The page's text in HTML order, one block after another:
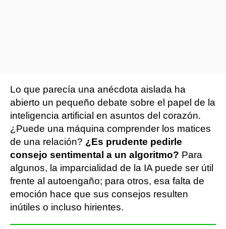
Lo que parecía una anécdota aislada ha
abierto un pequeño debate sobre el papel de la
inteligencia artificial en asuntos del corazón.
¿Puede una máquina comprender los matices
de una relación? ¿Es prudente pedirle
consejo sentimental a un algoritmo? Para
algunos, la imparcialidad de la IA puede ser útil
frente al autoengaño; para otros, esa falta de
emoción hace que sus consejos resulten
inútiles o incluso hirientes.